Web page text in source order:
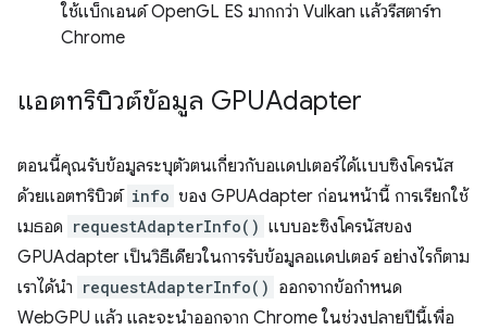
ใช้แบ็กเอนด์ OpenGL ES มากกว่า Vulkan แล้วรีสตาร์ท
Chrome
แอตทริบิวต์ข้อมูล GPUAdapter
ตอนนี้คุณรับข้อมูลระบุตัวตนเกี่ยวกับอแดปเตอร์ได้แบบซิงโครนัส
ด้วยแอตทริบิวต์ info ของ GPUAdapter ก่อนหน้านี้ การเรียกใช้
เมธอด requestAdapterInfo() แบบอะซิงโครนัสของ
GPUAdapter เป็นวิธีเดียวในการรับข้อมูลอแดปเตอร์ อย่างไรก็ตาม
เราได้นำ requestAdapterInfo() ออกจากข้อกำหนด
WebGPU แล้ว และจะนำออกจาก Chrome ในช่วงปลายปีนี้เพื่อ